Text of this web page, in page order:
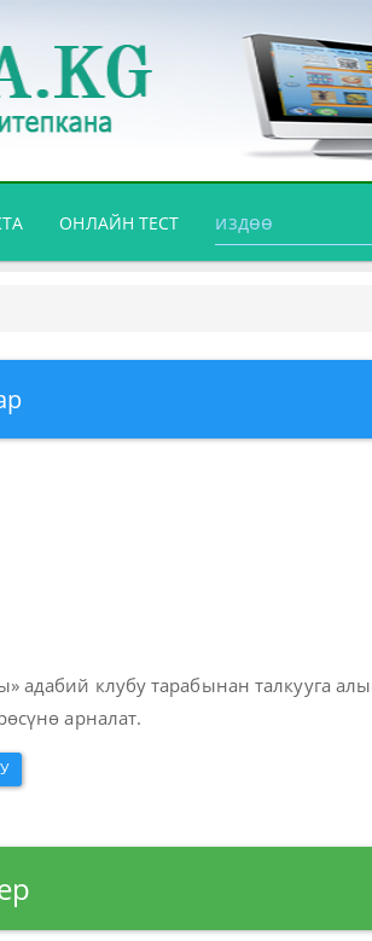
ОНЛАЙН ТЕСТ
адабий клубу тарабынан талкууга
арналат.